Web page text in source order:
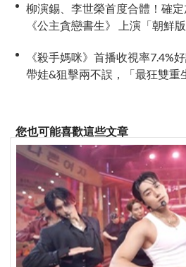
柳演錫、李世榮首度合體！確
《公主貪戀書生》 上演「朝鮮
《殺手媽咪》首播收視率7.4%
帶娃&狙擊兩不誤，「最狂雙重
您也可能喜歡這些文章